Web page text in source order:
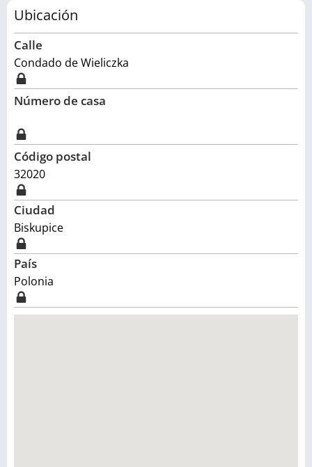
Ubicación
Calle
Condado de Wieliczka
Número de casa
Código postal
32020
Ciudad
Biskupice
País
Polonia